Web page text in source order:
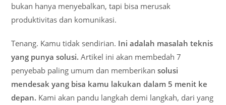
bukan hanya menyebalkan, tapi bisa merusak
produktivitas dan komunikasi.
Tenang. Kamu tidak sendirian. Ini adalah masalah teknis
yang punya solusi. Artikel ini akan membedah 7
penyebab paling umum dan memberikansolusi
mendesak yang bisa kamu lakukan dalam 5 menit ke
depan. Kami akan pandu langkah demi langkah, dari yang